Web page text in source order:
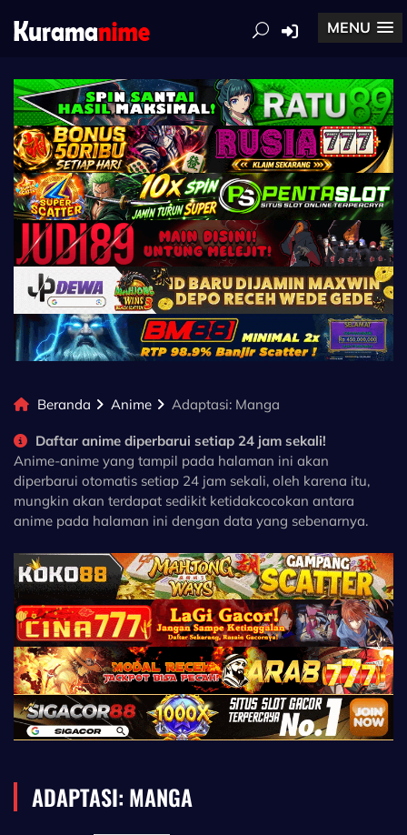
MENU
Beranda Anime Adaptasi: Manga
Daftar anime diperbarui setiap 24 jam sekali!
Anime-anime yang tampil pada halaman ini akan
diperbarui otomatis setiap 24 jam sekali, oleh karena itu,
mungkin akan terdapat sedikit ketidakcocokan antara
anime pada halaman ini dengan data yang sebenarnya.
ADAPTASI: MANGA